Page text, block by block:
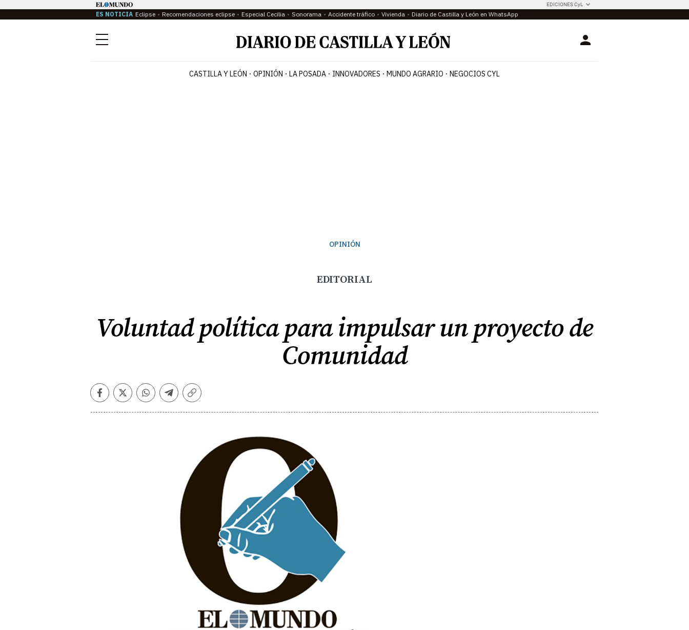
EDICIONES CyL
ES NOTICIA Eclipse Recomendaciones eclipse Especial Cecilia Sonorama Accidente tráfico Vivienda Diario de Castilla y León en WhatsApp
Menú Login
CASTILLA Y LEÓN OPINIÓN LA POSADA INNOVADORES MUNDO AGRARIO NEGOCIOS CYL
OPINIÓN
EDITORIAL
Voluntad política para impulsar un proyecto de
Comunidad
Facebook
TwitterWhatsapp
Telegram
Copiar